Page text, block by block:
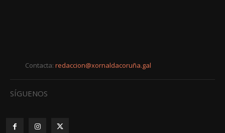
Contacta: redaccion@xornaldacoruña.gal
SÍGUENOS